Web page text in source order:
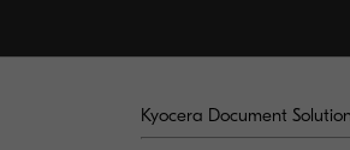
Kyocera Document